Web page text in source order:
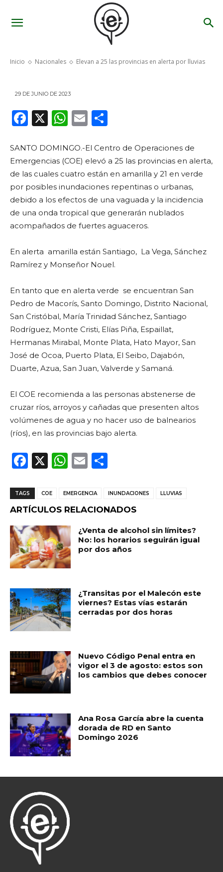
Inicio Nacionales Elevan a 25 las provincias en alerta por lluvias
Elevan a 25 las provincias en
alerta por lluvias
29 DE JUNIO DE 2023
F
c
e
b
o
o
k
X
W
a
ts
A
p
p
E
ai
l
m
p
ar
ti
r
SANTO DOMINGO.-El Centro de Operaciones de
Emergencias (COE) elevó a 25 las provincias en alerta,
de las cuales cuatro están en amarilla y 21 en verde
por posibles inundaciones repentinas o urbanas,
debido a los efectos de una vaguada y la incidencia
de una onda tropical que generarán nublados
acompañados de fuertes aguaceros.
En alerta amarilla están Santiago, La Vega, Sánchez
Ramírez y Monseñor Nouel.
En tanto que en alerta verde se encuentran San
Pedro de Macorís, Santo Domingo, Distrito Nacional,
San Cristóbal, María Trinidad Sánchez, Santiago
Rodríguez, Monte Cristi, Elías Piña, Espaillat,
Hermanas Mirabal, Monte Plata, Hato Mayor, San
José de Ocoa, Puerto Plata, El Seibo, Dajabón,
Duarte, Azua, San Juan, Valverde y Samaná.
El COE recomienda a las personas abstenerse de
cruzar ríos, arroyos y cañadas que presenten altos
volúmenes de agua y no hacer uso de balnearios
(ríos), en las provincias bajo alerta.
F
c
e
b
o
o
k
X
W
a
ts
A
p
p
E
ai
l
m
p
ar
ti
r
TAGS COE EMERGENCIA INUNDACIONES LLUVIAS
ARTÍCULOS RELACIONADOS
¿Venta de alcohol sin límites?
No: los horarios seguirán igual
por dos años
¿Transitas por el Malecón este
viernes? Estas vías estarán
cerradas por dos horas
Nuevo Código Penal entra en
vigor el 3 de agosto: estos son
los cambios que debes conocer
Ana Rosa García abre la cuenta
dorada de RD en Santo
Domingo 2026